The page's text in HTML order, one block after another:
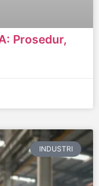
Prosedur,
INDUSTRI